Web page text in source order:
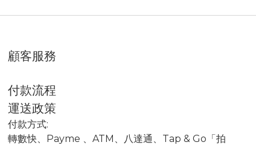
顧客服務
付款流程
運送政策
付款方式:
轉數快、Payme 、 ATM 、
八達通、Tap & Go「拍